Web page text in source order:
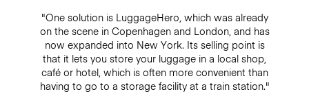
"One solution is LuggageHero, which was already
on the scene in Copenhagen and London, and has
now expanded into New York. Its selling point is
that it lets you store your luggage in a local shop,
café or hotel, which is often more convenient than
having to go to a storage facility at a train station."